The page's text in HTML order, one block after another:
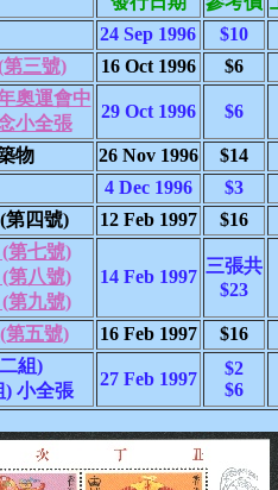
24 Sep 1996 $10
三號) 16 Oct 1996 $6
奧運會中
小全張
29 Oct 1996 $6
物 26 Nov 1996 $14
4 Dec 1996 $3
第四號) 12 Feb 1997 $16
第七號)
第八號)
第九號)
14 Feb 1997
三張共
$23
第五號) 16 Feb 1997 $16
組)
) 小全張
27 Feb 1997
$2
$6